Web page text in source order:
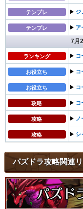
テンプレ ▶︎ ジ
テンプレ ▶︎ ア
7月
ランキング ▶︎ コ
お役立ち ▶︎ コ
お役立ち ▶︎ コ
攻略 ▶︎ コ
攻略 ▶︎
攻略 ▶︎ シ
パズドラ攻略関連